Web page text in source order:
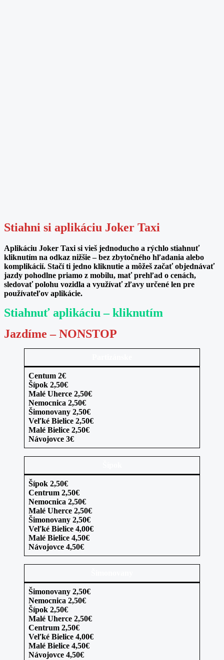
Stiahni si aplikáciu Joker Taxi
Aplikáciu Joker Taxi si vieš jednoducho a rýchlo stiahnuť
kliknutím na odkaz nižšie – bez zbytočného hľadania alebo
komplikácií. Stačí ti jedno kliknutie a môžeš začať objednávať
jazdy pohodlne priamo z mobilu, mať prehľad o cenách,
sledovať polohu vozidla a využívať zľavy určené len pre
používateľov aplikácie.
Stiahnuť aplikáciu – kliknutím
Jazdíme – NONSTOP
Centum 2€
Šípok 2,50€
Malé Uherce 2,50€
Nemocnica 2,50€
Šimonovany 2,50€
Veľké Bielice 2,50€
Malé Bielice 2,50€
Návojovce 3€
Šípok 2,50€
Centrum 2,50€
Nemocnica 2,50€
Malé Uherce 2,50€
Šimonovany 2,50€
Veľké Bielice 4,00€
Malé Bielice 4,50€
Návojovce 4,50€
Šimonovany 2,50€
Nemocnica 2,50€
Šípok 2,50€
Malé Uherce 2,50€
Centrum 2,50€
Veľké Bielice 4,00€
Malé Bielice 4,50€
Návojovce 4,50€